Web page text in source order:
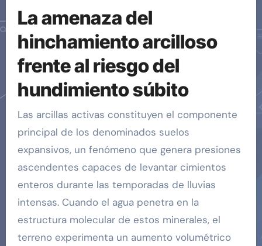
La amenaza del
hinchamiento arcilloso
frente al riesgo del
hundimiento súbito
Las arcillas activas constituyen el componente
principal de los denominados suelos
expansivos, un fenómeno que genera presiones
ascendentes capaces de levantar cimientos
enteros durante las temporadas de lluvias
intensas. Cuando el agua penetra en la
estructura molecular de estos minerales, el
terreno experimenta un aumento volumétrico